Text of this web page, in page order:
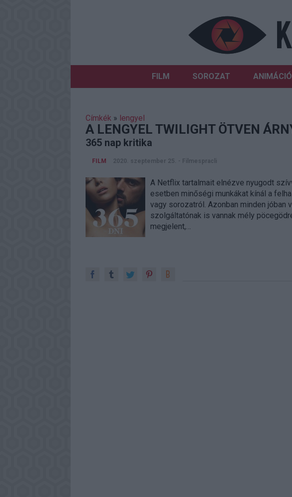
FILM SOROZAT ANIMÁCIÓ
Címkék » lengyel
A LENGYEL TWILIGHT ÖTVEN
365 nap kritika
FILM 2020. szeptember 25. - Filmespracli
A Netflix tartalmait elnézve nyugodt
esetben minőségi munkákat kínál a
vagy sorozatról. Azonban minden jóban
szolgáltatónak is vannak mély
megjelent,…